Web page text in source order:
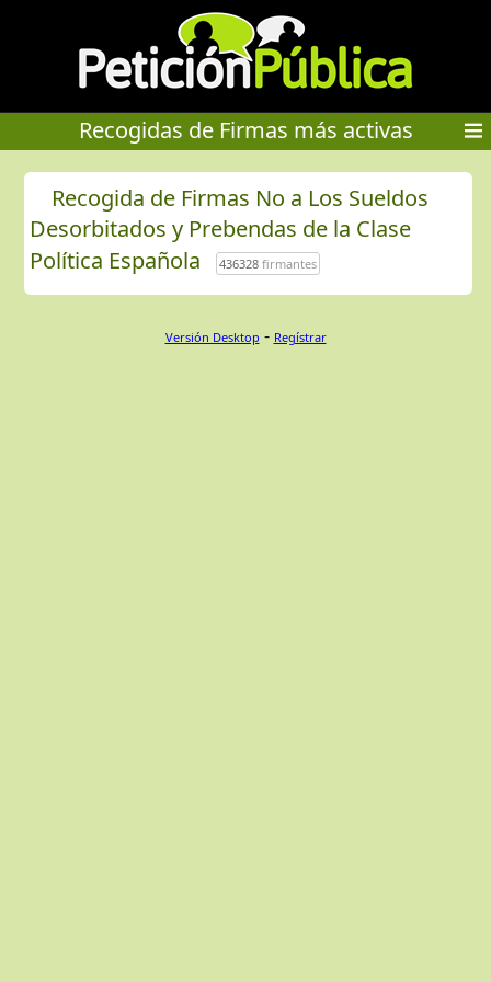
Recogidas de Firmas más activas
Recogida de Firmas No a Los Sueldos
Desorbitados y Prebendas de la Clase
Política Española
436328firmantes
Versión Desktop - Regístrar